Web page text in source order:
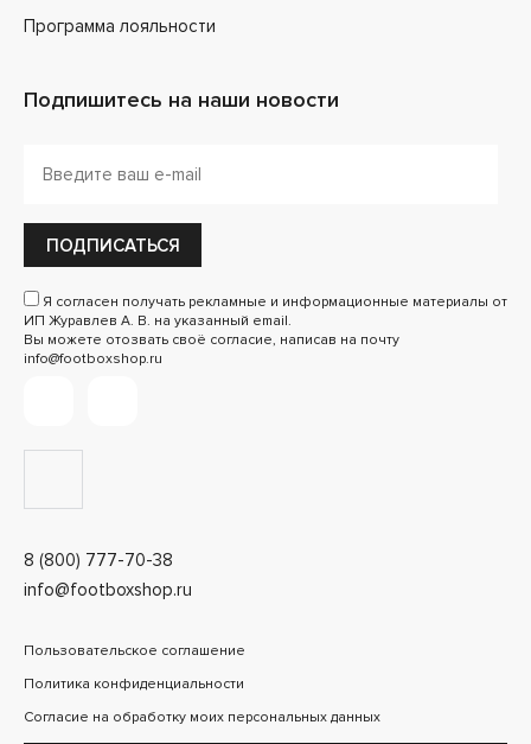
8 (800) 777-70-38
info@footboxshop.ru
Программа лояльности
Подпишитесь на наши новости
ПОДПИСАТЬСЯ
Я согласен получать рекламные и информационные материалы от
ИП Журавлев А. В. на указанный email.
Вы можете отозвать своё согласие, написав на почту
info@footboxshop.ru
Пользовательское соглашение
Политика конфиденциальности
Согласие на обработку моих персональных данных